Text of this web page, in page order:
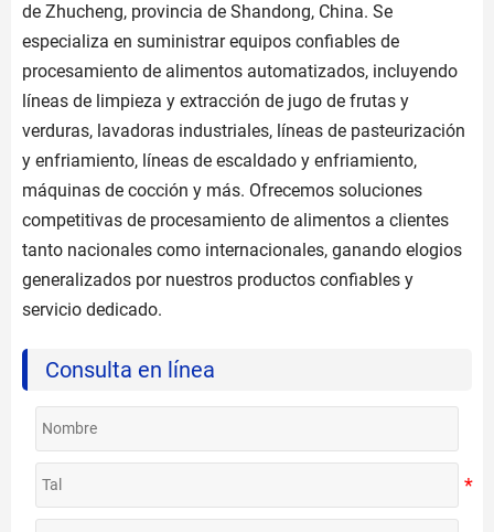
de Zhucheng, provincia de Shandong, China. Se
especializa en suministrar equipos confiables de
procesamiento de alimentos automatizados, incluyendo
líneas de limpieza y extracción de jugo de frutas y
verduras, lavadoras industriales, líneas de pasteurización
y enfriamiento, líneas de escaldado y enfriamiento,
máquinas de cocción y más. Ofrecemos soluciones
competitivas de procesamiento de alimentos a clientes
tanto nacionales como internacionales, ganando elogios
generalizados por nuestros productos confiables y
servicio dedicado.
Consulta en línea